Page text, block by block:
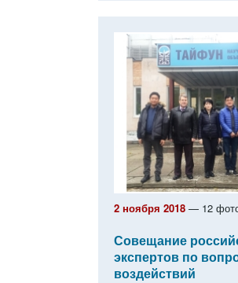
2 ноября 2018 — 12
Совещание
экспертов по
воздействий